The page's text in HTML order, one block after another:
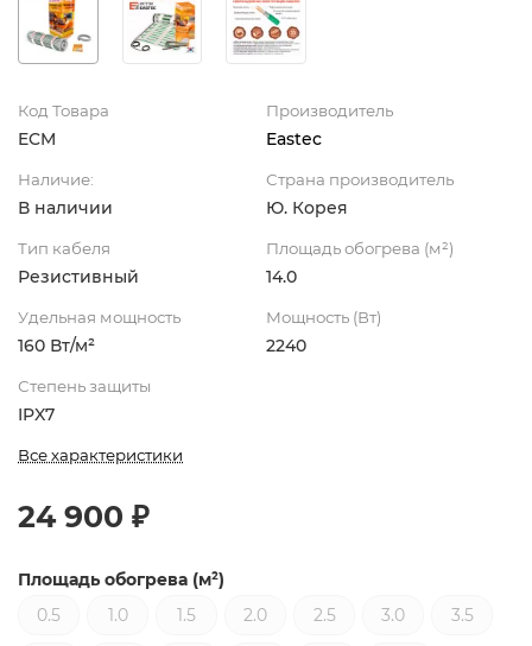
Код Товара
ECM
Производитель
Eastec
Наличие:
В наличии
Страна производитель
Ю. Корея
Тип кабеля
Резистивный
Площадь обогрева (м²)
14.0
Удельная мощность
160 Вт/м²
Мощность (Вт)
2240
Степень защиты
IPX7
Все характеристики
24 900 ₽
Площадь обогрева (м²)
0.5
1.0 1.5 2.0 2.5 3.0 3.5